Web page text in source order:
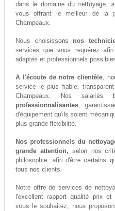
dans le domaine du nettoyage,
vous offrant le meilleur de la
Champeaux.
Nous choisissons nos
services que vous requérez
adaptés et professionnels
A l'écoute de notre clientèle,
service le plus fiable,
Champeaux. Nos
professionnalisantes,
d'équipement qu'ils soient
plus grande flexibilité.
Nos professionnels du
grande attention, selon nos
philosophie, afin d'être certains
tous nos clients.
Notre offre de services de
l'excellent rapport qualité prix
vous le souhaitez, nous